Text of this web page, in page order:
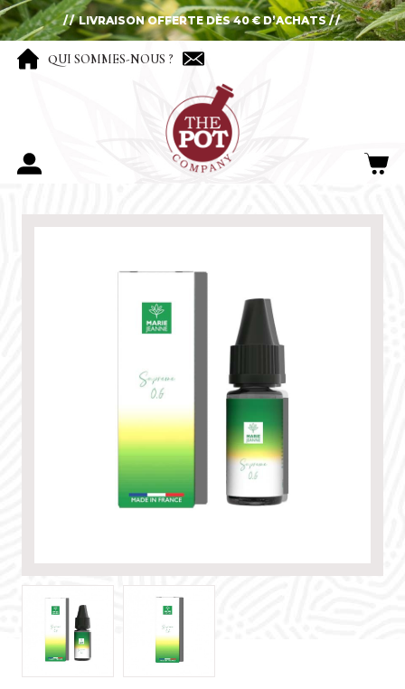
LIVRAISON OFFERTE DÈS 40 € D’ACHATS
QUI SOMMES-NOUS ?